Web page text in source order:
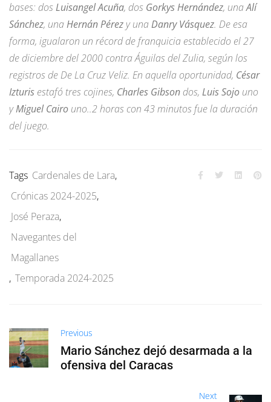
bases: dosLuisangel Acuña, dos Gorkys Hernández, unaAlí
Sánchez, unaHernán Pérez y unaDanry Vásquez. De esa
forma, igualaron un récord de franquicia establecido el 27
de diciembre del 2000 contra Águilas del Zulia, según los
registros de De La Cruz Veliz. En aquella oportunidad, César
Izturis estafó tres cojines, Charles Gibson dos, Luis Sojo uno
yMiguel Cairo uno..2 horas con 43 minutos fue la duración
del juego.
Tags Cardenales de Lara,
Crónicas 2024-2025,
José Peraza,
Navegantes del
Magallanes
, Temporada 2024-2025
Previous
Mario Sánchez dejó desarmada a la
ofensiva del Caracas
Next